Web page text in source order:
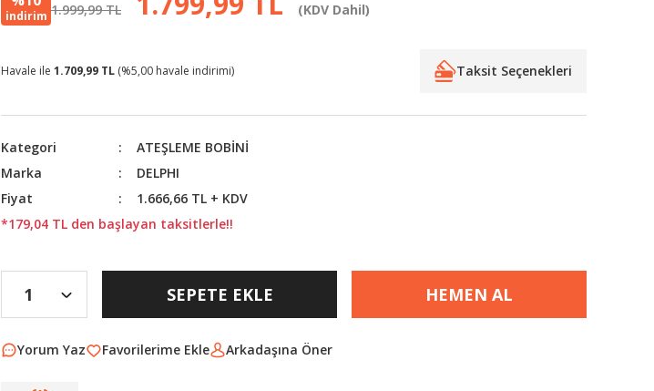
indirim 1.999,99 TL (KDV Dahil)
Havale ile 1.709,99 TL (%5,00 havale indirimi) Taksit Seçenekleri
Kategori
ATEŞLEME BOBİNİ
Marka
DELPHI
Fiyat
1.666,66 TL + KDV
*179,04 TL den başlayan taksitlerle!!
SEPETE EKLE HEMEN AL
Yorum Yaz Arkadaşına Öner